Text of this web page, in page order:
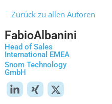
Zurück zu allen Autoren
FabioAlbanini
Head of Sales
International EMEA
Snom Technology
GmbH